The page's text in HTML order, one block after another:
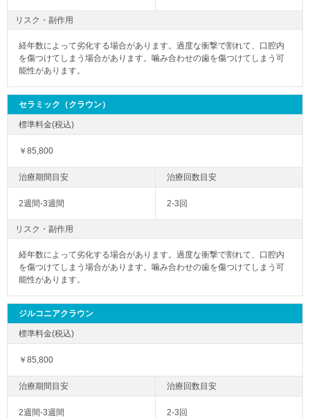
リスク・副作用
経年数によって劣化する場合があります。過度な衝撃で割れて、口腔内
を傷つけてしまう場合があります。噛み合わせの歯を傷つけてしまう可
能性があります。
セラミック（クラウン）
￥85,800
2週間-3週間 2-3回
リスク・副作用
経年数によって劣化する場合があります。過度な衝撃で割れて、口腔内
を傷つけてしまう場合があります。噛み合わせの歯を傷つけてしまう可
能性があります。
ジルコニアクラウン
￥85,800
2週間-3週間 2-3回